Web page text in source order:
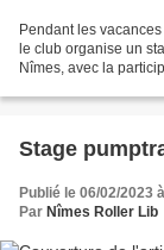
Pendant les
le club organise un
Nîmes, avec la
Stage
Publié le 06/02/2023
Par Nîmes Roller Lib